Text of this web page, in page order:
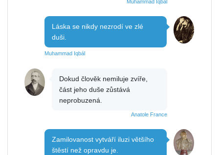
Muhammad Iqbál
Láska se nikdy nezrodí ve zlé
duši.
Muhammad Iqbál
Dokud člověk nemiluje zvíře,
část jeho duše zůstává
neprobuzená.
Anatole France
Zamilovanost vytváří iluzi většího
štěstí než opravdu je.